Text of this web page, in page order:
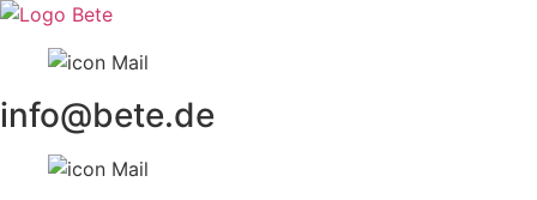
Zum
springen
info@bete.de